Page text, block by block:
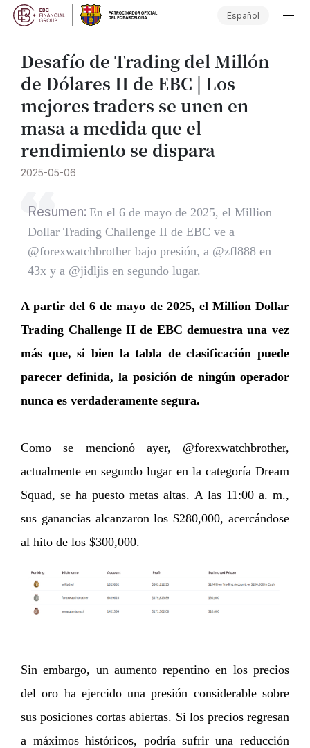
Español
Desafío de Trading del Millón
de Dólares II de EBC | Los
mejores traders se unen en
masa a medida que el
rendimiento se dispara
2025-05-06
Resumen: En el 6 de mayo de 2025, el Million
Dollar Trading Challenge II de EBC ve a
@forexwatchbrother bajo presión, a @zfl888 en
43x y a @jidljis en segundo lugar.
A partir del 6 de mayo de 2025, el Million Dollar
Trading Challenge II de EBC demuestra una vez
más que, si bien la tabla de clasificación puede
parecer definida, la posición de ningún operador
nunca es verdaderamente segura.
Como se mencionó ayer, @forexwatchbrother,
actualmente en segundo lugar en la categoría Dream
Squad, se ha puesto metas altas. A las 11:00 a. m.,
sus ganancias alcanzaron los $280,000, acercándose
al hito de los $300,000.
Sin embargo, un aumento repentino en los precios
del oro ha ejercido una presión considerable sobre
sus posiciones cortas abiertas. Si los precios regresan
a máximos históricos, podría sufrir una reducción